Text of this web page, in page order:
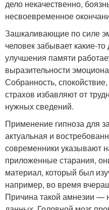
дело некачественно,
несвоевременное
Зашкаливающие по силе
человек забывает какие-
улучшения памяти
выразительности
Собранность,
страхов избавляют от
нужных сведений.
Применение гипноза для
актуальная и
современники указывают
приложенные старания,
материал, который был
например, во время
Причина такой амнезии —